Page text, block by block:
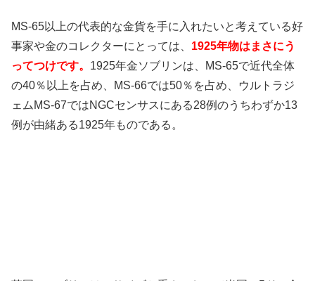
MS-65以上の代表的な金貨を手に入れたいと考えている好
事家や金のコレクターにとっては、 1925年物はまさにう
ってつけです。 1925年金ソブリンは、MS-65で近代全体
の40％以上を占め、MS-66では50％を占め、ウルトラジ
ェムMS-67ではNGCセンサスにある28例のうちわずか13
例が由緒ある1925年ものである。